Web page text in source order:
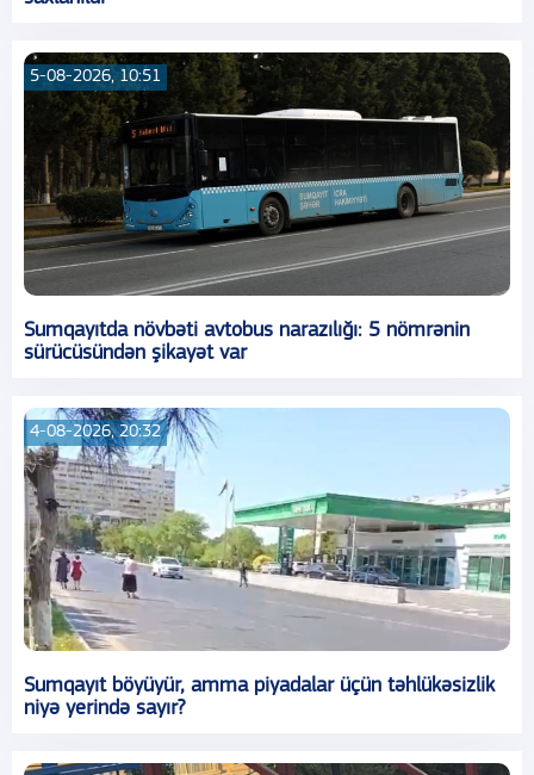
5-08-2026, 10:51
Sumqayıtda növbəti avtobus narazılığı: 5 nömrənin
sürücüsündən şikayət var
4-08-2026, 20:32
Sumqayıt böyüyür, amma piyadalar üçün təhlükəsizlik
niyə yerində sayır?